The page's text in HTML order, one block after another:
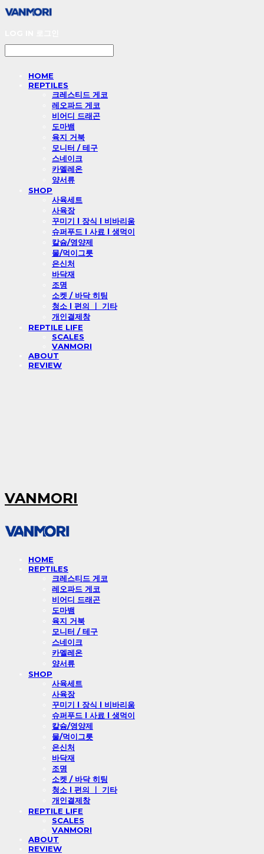
HOME
REPTILES
크레스티드 게코
레오파드 게코
비어디 드래곤
도마뱀
육지 거북
모니터 / 테구
스네이크
카멜레온
양서류
SHOP
사육세트
사육장
꾸미기 l 장식 l 비바리움
슈퍼푸드 l 사료 l 생먹이
칼슘/영양제
물/먹이그릇
은신처
바닥재
조명
소켓 / 바닥 히팅
청소 l 편의 ㅣ 기타
개인결제창
REPTILE LIFE
SCALES
VANMORI
ABOUT
REVIEW
VANMORI
HOME
REPTILES
크레스티드 게코
레오파드 게코
비어디 드래곤
도마뱀
육지 거북
모니터 / 테구
스네이크
카멜레온
양서류
SHOP
사육세트
사육장
꾸미기 l 장식 l 비바리움
슈퍼푸드 l 사료 l 생먹이
칼슘/영양제
물/먹이그릇
은신처
바닥재
조명
소켓 / 바닥 히팅
청소 l 편의 ㅣ 기타
개인결제창
REPTILE LIFE
SCALES
VANMORI
ABOUT
REVIEW